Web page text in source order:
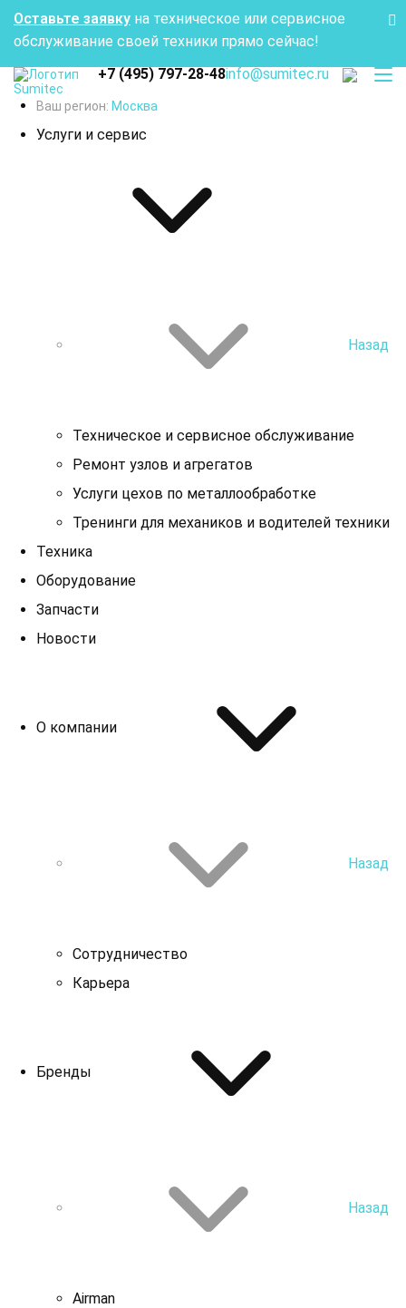
Оставьте заявку на техническое или сервисное
обслуживание своей техники прямо сейчас!
+7 (495) 797-28-48info@sumitec.ru
Ваш регион: Москва
Услуги и сервис
Назад
Техническое и сервисное обслуживание
Ремонт узлов и агрегатов
Услуги цехов по металлообработке
Тренинги для механиков и водителей техники
Техника
Оборудование
Запчасти
Новости
О компании
Назад
Сотрудничество
Карьера
Бренды
Назад
Airman